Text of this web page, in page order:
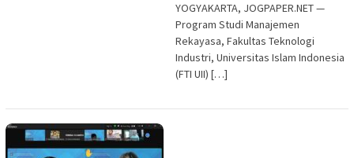
YOGYAKARTA, JOGPAPER.NET —
Program Studi Manajemen
Rekayasa, Fakultas Teknologi
Industri, Universitas Islam Indonesia
(FTI UII) […]